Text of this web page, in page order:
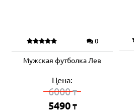
0
Мужская футболка Лев
Цена:
6000₸
5490 ₸